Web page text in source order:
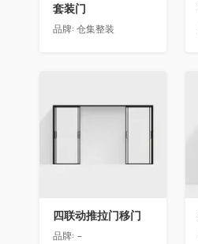
套装门
品牌: 仓集整装
四联动推拉门移门
品牌: -